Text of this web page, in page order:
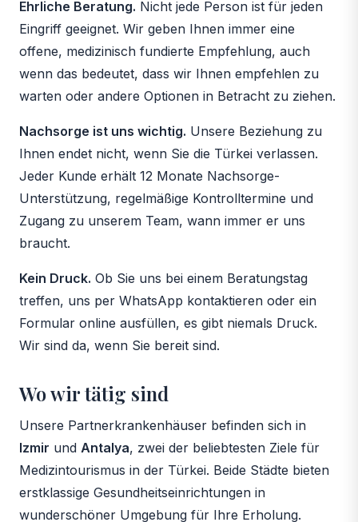
Ehrliche Beratung. Nicht jede Person ist für jeden
Eingriff geeignet. Wir geben Ihnen immer eine
offene, medizinisch fundierte Empfehlung, auch
wenn das bedeutet, dass wir Ihnen empfehlen zu
warten oder andere Optionen in Betracht zu ziehen.
Nachsorge ist uns wichtig. Unsere Beziehung zu
Ihnen endet nicht, wenn Sie die Türkei verlassen.
Jeder Kunde erhält 12 Monate Nachsorge-
Unterstützung, regelmäßige Kontrolltermine und
Zugang zu unserem Team, wann immer er uns
braucht.
Kein Druck. Ob Sie uns bei einem Beratungstag
treffen, uns per WhatsApp kontaktieren oder ein
Formular online ausfüllen, es gibt niemals Druck.
Wir sind da, wenn Sie bereit sind.
Wo wir tätig sind
Unsere Partnerkrankenhäuser befinden sich in
Izmir und Antalya, zwei der beliebtesten Ziele für
Medizintourismus in der Türkei. Beide Städte bieten
erstklassige Gesundheitseinrichtungen in
wunderschöner Umgebung für Ihre Erholung.